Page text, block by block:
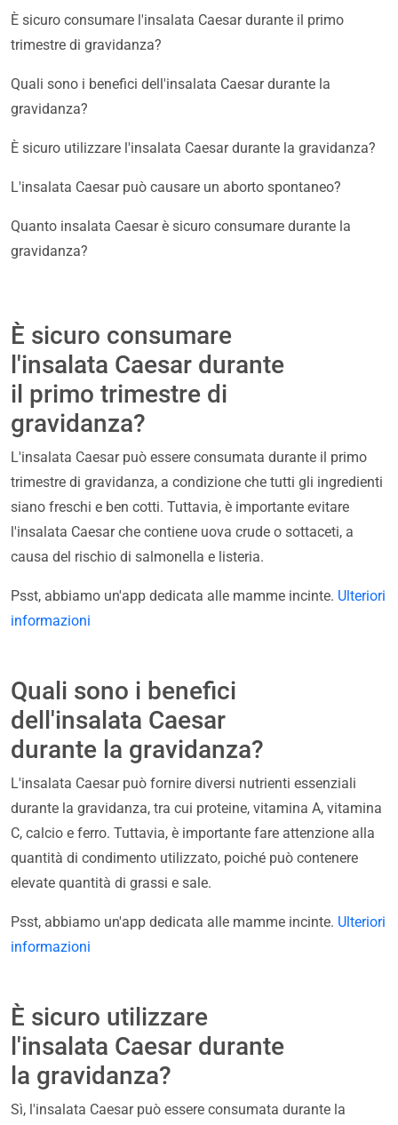
È sicuro consumare l'insalata Caesar durante il primo
trimestre di gravidanza?
Quali sono i benefici dell'insalata Caesar durante la
gravidanza?
È sicuro utilizzare l'insalata Caesar durante la gravidanza?
L'insalata Caesar può causare un aborto spontaneo?
Quanto insalata Caesar è sicuro consumare durante la
gravidanza?
È sicuro consumare
l'insalata Caesar durante
il primo trimestre di
gravidanza?
L'insalata Caesar può essere consumata durante il primo
trimestre di gravidanza, a condizione che tutti gli ingredienti
siano freschi e ben cotti. Tuttavia, è importante evitare
l'insalata Caesar che contiene uova crude o sottaceti, a
causa del rischio di salmonella e listeria.
Psst, abbiamo un'app dedicata alle mamme incinte. Ulteriori
informazioni
Quali sono i benefici
dell'insalata Caesar
durante la gravidanza?
L'insalata Caesar può fornire diversi nutrienti essenziali
durante la gravidanza, tra cui proteine, vitamina A, vitamina
C, calcio e ferro. Tuttavia, è importante fare attenzione alla
quantità di condimento utilizzato, poiché può contenere
elevate quantità di grassi e sale.
Psst, abbiamo un'app dedicata alle mamme incinte. Ulteriori
informazioni
È sicuro utilizzare
l'insalata Caesar durante
la gravidanza?
Sì, l'insalata Caesar può essere consumata durante la